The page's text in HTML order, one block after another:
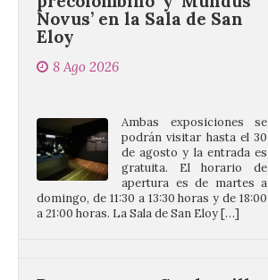
8 Ago 2026
gratuita. El horario de
apertura es de martes a
domingo, de 11:30 a 13:30 horas y de 18:00
a 21:00 horas. La Sala de San Eloy […]